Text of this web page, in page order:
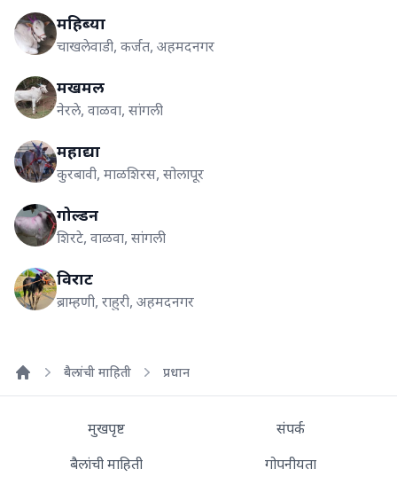
महिब्या
चाखलेवाडी, कर्जत, अहमदनगर
मखमल
नेरले, वाळवा, सांगली
महाद्या
कुरबावी, माळशिरस, सोलापूर
गोल्डन
शिरटे, वाळवा, सांगली
विराट
ब्राम्हणी, राहुरी, अहमदनगर
बैलांची माहिती प्रधान
मुखपृष्ट
बैलांची माहिती
संपर्क
गोपनीयता